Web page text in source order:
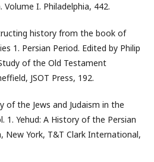
I. Philadelphia, 442.
history from the book of
1. Persian Period. Edited by Philip
of the Old Testament
JSOT Press, 192.
of the Jews and Judaism in the
1. Yehud: A History of the Persian
New York, T&T Clark International,